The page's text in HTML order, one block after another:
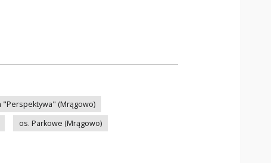
"Perspektywa" (Mrągowo)
os. Parkowe (Mrągowo)